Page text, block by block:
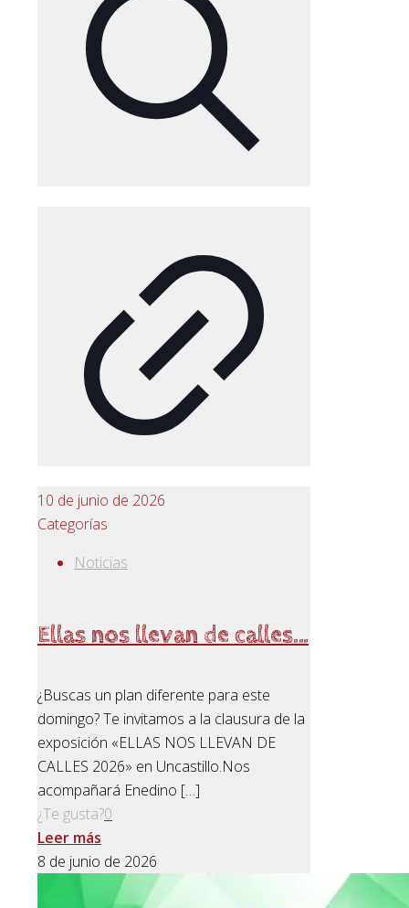
10 de junio de 2026
Categorías
Noticias
Ellas nos llevan de calles…
¿Buscas un plan diferente para este
domingo? Te invitamos a la clausura de la
exposición «ELLAS NOS LLEVAN DE
CALLES 2026» en Uncastillo.Nos
acompañará Enedino […]
¿Te gusta?0
Leer más
8 de junio de 2026